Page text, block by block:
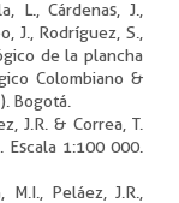
L., Cárdenas, J.,
J., Rodríguez, S.,
de la plancha
Colombiano &
Bogotá.
J.R. & Correa, T.
1:100 000.
Peláez, J.R.,